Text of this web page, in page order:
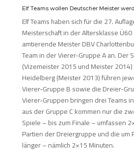
Elf Teams wollen Deutscher Meister
Elf Teams haben sich für die 27.
Meisterschaft in der Altersklasse
amtierende Meister DBV
Team in der Vierer-Gruppe A an. Der
(Vizemeister 2015 und Meister 2014)
Heidelberg (Meister 2013) führen
Vierer-Gruppe B sowie die Dreier-
Vierer-Gruppen bringen drei Teams
aus der Gruppe C kommen nur die
Spiele – bis zum Finale – umfassen
Partien der Dreiergruppe und die um
länger – nämlich 2×15 Minuten.